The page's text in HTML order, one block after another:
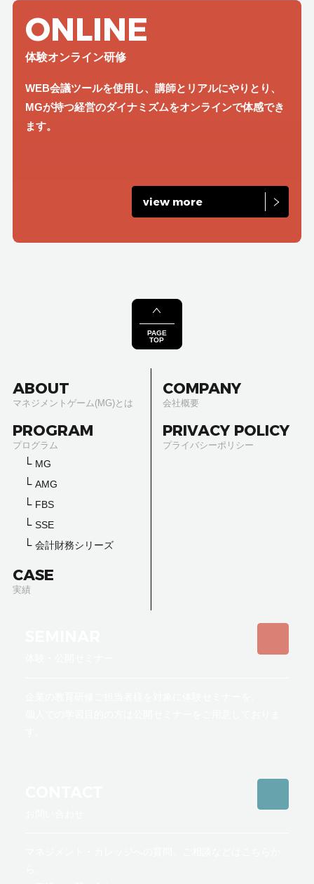
ONLINE
体験オンライン研修
WEB会議ツールを使用し、講師とリアルにやりとり、
MGが持つ経営のダイナミズムをオンラインで体感でき
ます。
view more
PAGE
TOP
ABOUT
マネジメントゲーム(MG)とは
PROGRAM
プログラム
MG
AMG
FBS
SSE
会計財務シリーズ
CASE
実績
COMPANY
会社概要
PRIVACY POLICY
プライバシーポリシー